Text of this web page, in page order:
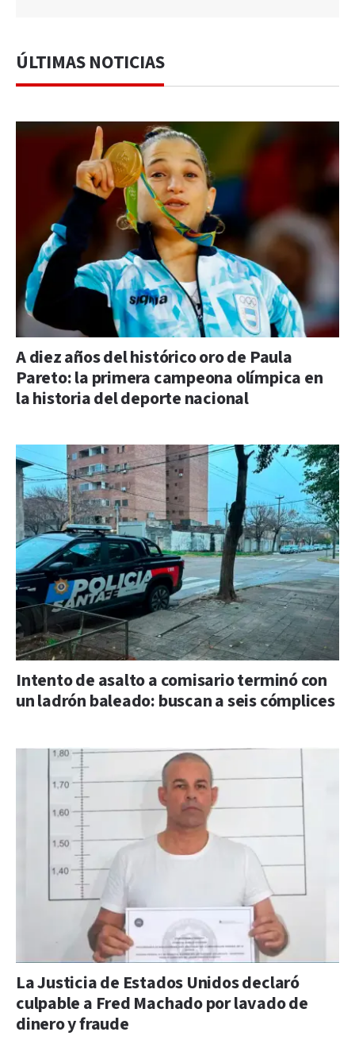
ÚLTIMAS NOTICIAS
A diez años del histórico oro de Paula
Pareto: la primera campeona olímpica en
la historia del deporte nacional
Intento de asalto a comisario terminó con
un ladrón baleado: buscan a seis cómplices
La Justicia de Estados Unidos declaró
culpable a Fred Machado por lavado de
dinero y fraude